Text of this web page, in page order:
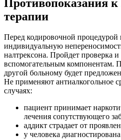
Противопоказания
терапии
Перед кодировочной процедурой
индивидуальную
налтрексона. Пройдет проверка
вспомогательным компонентам.
другой больному будет
Не применяют антиалкогольное
случаях:
пациент принимает
лечения сопутствующего
аддикт страдает от
у человека